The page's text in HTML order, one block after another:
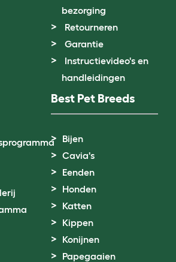
bezorging
Retourneren
Garantie
Instructievideo's en
handleidingen
Best Pet Breeds
Bijen
Cavia's
Eenden
Honden
Katten
Kippen
Konijnen
Papegaaien